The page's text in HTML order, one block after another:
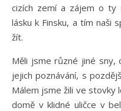
cizích zemí a zájem o ty
lásku k Finsku, a tím naši
žít.
Měli jsme různé jiné sny,
jejich poznávání, s
Málem jsme žili ve stovky
domě v klidné uličce v